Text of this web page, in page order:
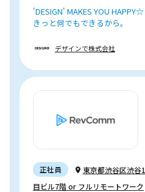
'DESIGN' MAKES YOU
きっと何でもできるから。
デザインで株式会社
正社員
東京都渋谷区渋
目ビル7階 or フルリモートワーク